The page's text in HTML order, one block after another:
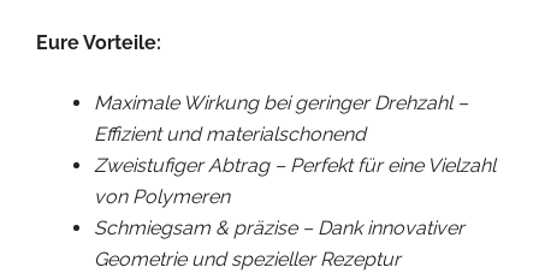
Eure Vorteile:
Maximale Wirkung bei geringer Drehzahl –
Effizient und materialschonend
Zweistufiger Abtrag – Perfekt für eine Vielzahl
von Polymeren
Schmiegsam & präzise – Dank innovativer
Geometrie und spezieller Rezeptur